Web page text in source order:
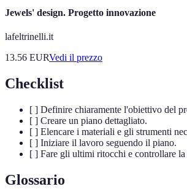
Jewels' design. Progetto innovazione
lafeltrinelli.it
13.56 EURVedi il prezzo
Checklist
[ ] Definire chiaramente l'obiettivo del
[ ] Creare un piano dettagliato.
[ ] Elencare i materiali e gli strumenti
[ ] Iniziare il lavoro seguendo il piano.
[ ] Fare gli ultimi ritocchi e controllare
Glossario